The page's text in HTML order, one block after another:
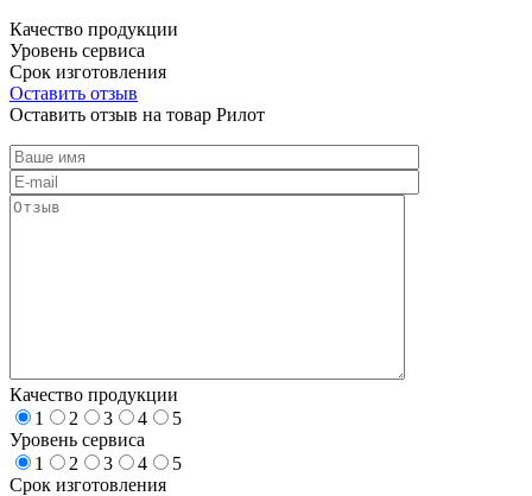
Качество продукции
Уровень сервиса
Срок изготовления
Оставить отзыв
Оставить отзыв на товар Рилот
Качество продукции
1
2 3 4
5
Уровень сервиса
1
2 3 4
5
Срок изготовления